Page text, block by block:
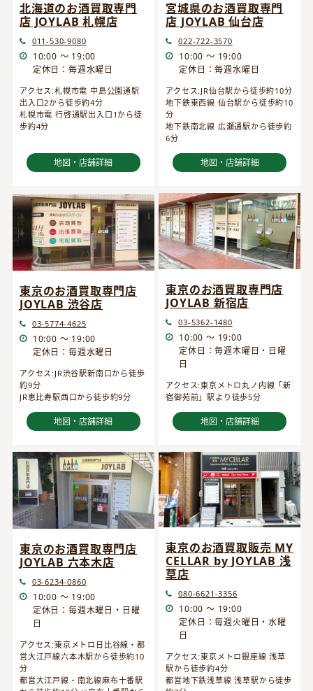
北海道のお酒買取専門
店 JOYLAB 札幌店
011-530-9080
10:00 ～ 19:00
定休日：毎週水曜日
アクセス:札幌市電 中島公園通駅
出入口2から徒歩約4分
札幌市電 行啓通駅出入口1から徒
歩約4分
地図・店舗詳細
宮城県のお酒買取専門
店 JOYLAB 仙台店
022-722-3570
10:00 ～ 19:00
定休日：毎週水曜日
アクセス:JR仙台駅から徒歩約10分
地下鉄東西線 仙台駅から徒歩約10
分
地下鉄南北線 広瀬通駅から徒歩約
6分
地図・店舗詳細
東京のお酒買取専門店
JOYLAB 渋谷店
03-5774-4625
10:00 ～ 19:00
定休日：毎週水曜日
アクセス:JR渋谷駅新南口から徒歩
約9分
JR恵比寿駅西口から徒歩約9分
地図・店舗詳細
東京のお酒買取専門店
JOYLAB 新宿店
03-5362-1480
10:00 ～ 19:00
定休日：毎週木曜日・日曜
日
アクセス:東京メトロ丸ノ内線「新
宿御苑前」駅より徒歩5分
地図・店舗詳細
東京のお酒買取専門店
JOYLAB 六本木店
03-6234-0860
10:00 ～ 19:00
定休日：毎週木曜日・日曜
日
アクセス:東京メトロ日比谷線・都
営大江戸線六本木駅から徒歩約10
分
都営大江戸線・南北線麻布十番駅
東京のお酒買取販売 MY
CELLAR by JOYLAB 浅
草店
080-6621-3356
10:00 ～ 19:00
定休日：毎週火曜日・水曜
日
アクセス:東京メトロ銀座線 浅草
駅から徒歩約4分
都営地下鉄浅草線 浅草駅から徒歩